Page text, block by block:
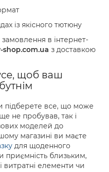
із якісного тютюну
замовлення в інтернет-
shop.com.ua з доставкою
щоб ваш
підберете все, що може
не пробував, так і
моделей до
магазині ви маєте
для щоденного
приємність близьким,
витратні елементи чи